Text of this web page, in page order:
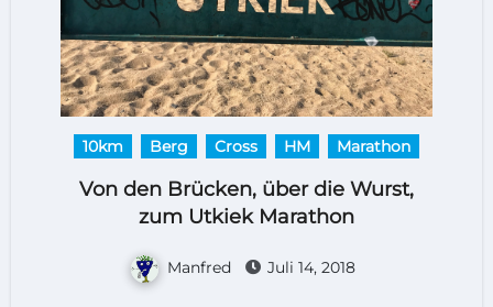
10km Berg Cross HM Marathon
Von den Brücken, über die Wurst,
zum Utkiek Marathon
Manfred Juli 14, 2018